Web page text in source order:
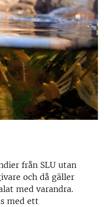
från SLU utan
och då gäller
med varandra.
med ett